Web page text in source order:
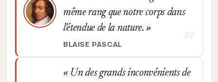
même rang que notre corps dans
l'étendue de la nature.
BLAISE PASCAL
Un des grands inconvénients de